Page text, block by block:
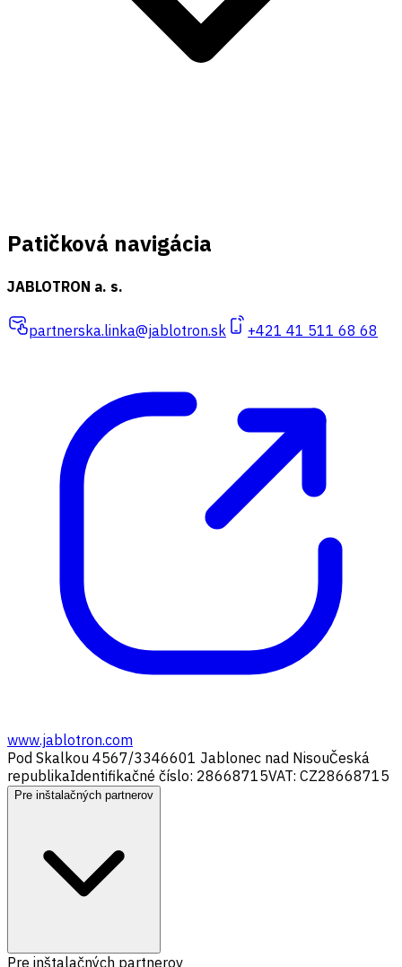
Patičková navigácia
JABLOTRON a. s.
partnerska.linka@jablotron.sk +421 41 511 68 68
www.jablotron.com
Pod Skalkou 4567/3346601 Jablonec nad NisouČeská
republikaIdentifikačné číslo: 28668715VAT: CZ28668715
Pre inštalačných partnerov
Pre inštalačných partnerov